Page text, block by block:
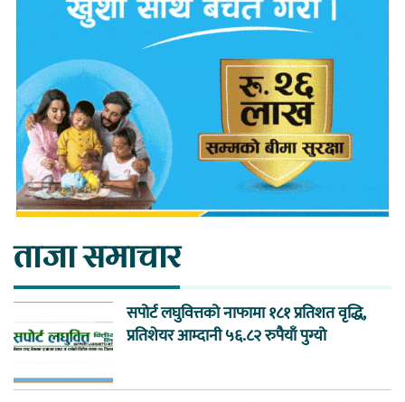
ताजा समाचार
सपोर्ट लघुवित्तको नाफामा १८१ प्रतिशत वृद्धि,
प्रतिशेयर आम्दानी ५६.८२ रुपैयाँ पुग्यो